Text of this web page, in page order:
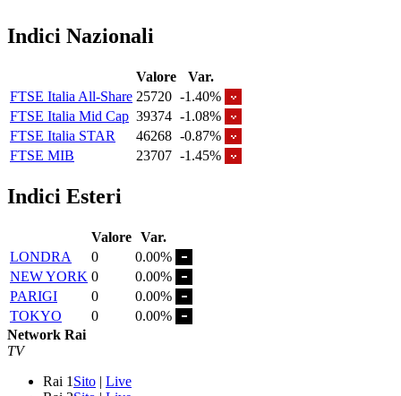
Indici Nazionali
Valore
Var.
FTSE Italia All-Share 25720 -1.40%
FTSE Italia Mid Cap 39374 -1.08%
FTSE Italia STAR
46268 -0.87%
FTSE MIB
23707 -1.45%
Indici Esteri
Valore Var.
LONDRA
0
0.00%
NEW YORK 0
0.00%
PARIGI
0
0.00%
TOKYO
0
0.00%
Network Rai
TV
Rai 1 Sito | Live